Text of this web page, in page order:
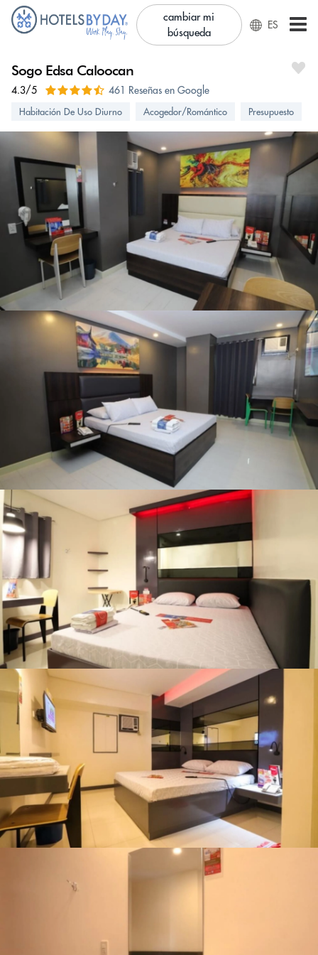
cambiar mi
búsqueda
ES
Sogo Edsa Caloocan
4.3/5 461 Reseñas en Google
Habitación De Uso Diurno Acogedor/Romántico Presupuesto